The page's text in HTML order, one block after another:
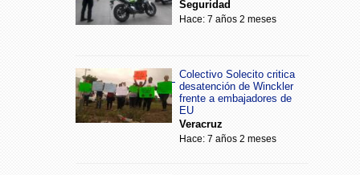
Seguridad
Hace: 7 años 2 meses
Colectivo Solecito critica
desatención de Winckler
frente a embajadores de
EU
Veracruz
Hace: 7 años 2 meses